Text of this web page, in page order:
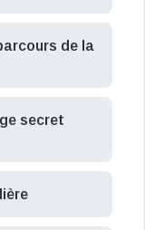
de la
secret